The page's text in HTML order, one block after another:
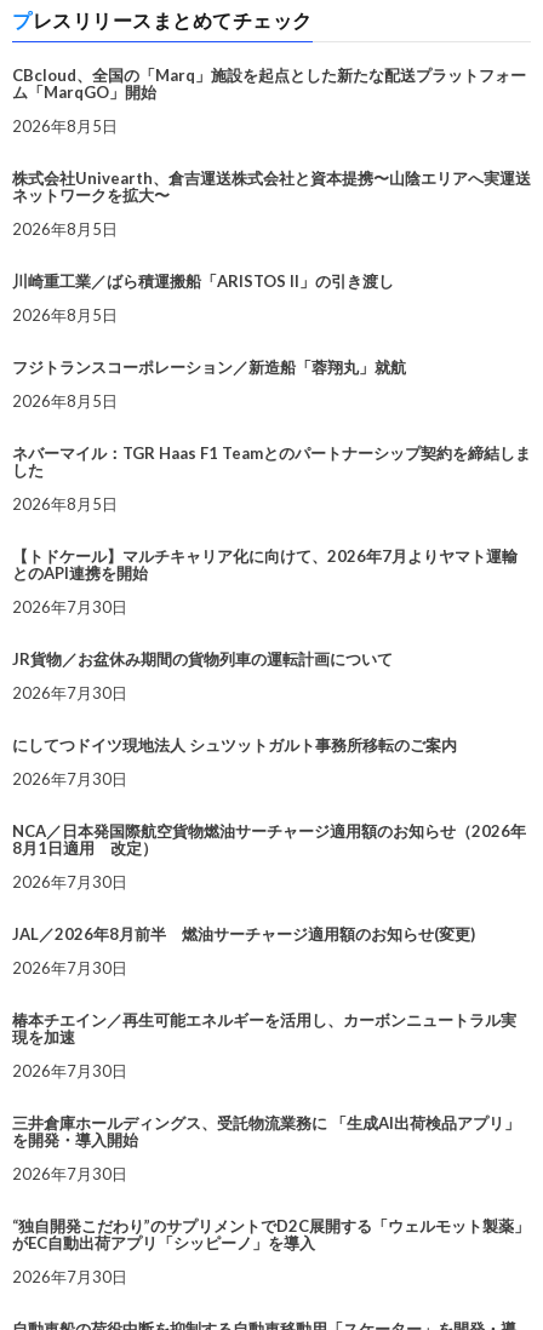
プレスリリースまとめてチェック
CBcloud、全国の「Marq」施設を起点とした新たな配送プラットフォー
ム「MarqGO」開始
2026年8月5日
株式会社Univearth、倉吉運送株式会社と資本提携〜山陰エリアへ実運送
ネットワークを拡大〜
2026年8月5日
川崎重工業／ばら積運搬船「ARISTOS II」の引き渡し
2026年8月5日
フジトランスコーポレーション／新造船「蓉翔丸」就航
2026年8月5日
ネバーマイル：TGR Haas F1 Teamとのパートナーシップ契約を締結しま
した
2026年8月5日
【トドケール】マルチキャリア化に向けて、2026年7月よりヤマト運輸
とのAPI連携を開始
2026年7月30日
JR貨物／お盆休み期間の貨物列車の運転計画について
2026年7月30日
にしてつドイツ現地法人 シュツットガルト事務所移転のご案内
2026年7月30日
NCA／日本発国際航空貨物燃油サーチャージ適用額のお知らせ（2026年
8月1日適用 改定）
2026年7月30日
JAL／2026年8月前半 燃油サーチャージ適用額のお知らせ(変更)
2026年7月30日
椿本チエイン／再生可能エネルギーを活用し、カーボンニュートラル実
現を加速
2026年7月30日
三井倉庫ホールディングス、受託物流業務に 「生成AI出荷検品アプリ」
を開発・導入開始
2026年7月30日
“独自開発こだわり”のサプリメントでD2C展開する「ウェルモット製薬」
がEC自動出荷アプリ「シッピーノ」を導入
2026年7月30日